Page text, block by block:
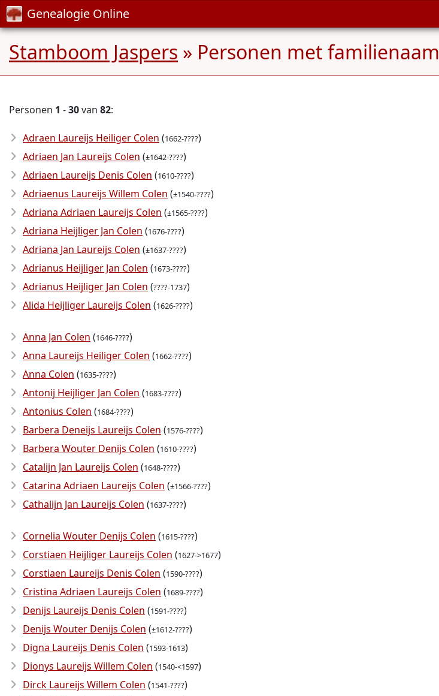
Genealogie Online
Stamboom Jaspers » Personen met familienaam
Personen 1 -30van 82:
Adraen Laureijs Heiliger Colen (1662-????)
Adriaen Jan Laureijs Colen (±1642-????)
Adriaen Laureijs Denis Colen (1610-????)
Adriaenus Laureijs Willem Colen (±1540-????)
Adriana Adriaen Laureijs Colen (±1565-????)
Adriana Heijliger Jan Colen (1676-????)
Adriana Jan Laureijs Colen (±1637-????)
Adrianus Heijliger Jan Colen (1673-????)
Adrianus Heijliger Jan Colen (????-1737)
Alida Heijliger Laureijs Colen (1626-????)
Anna Jan Colen (1646-????)
Anna Laureijs Heiliger Colen (1662-????)
Anna Colen (1635-????)
Antonij Heijliger Jan Colen (1683-????)
Antonius Colen (1684-????)
Barbera Deneijs Laureijs Colen (1576-????)
Barbera Wouter Denijs Colen (1610-????)
Catalijn Jan Laureijs Colen (1648-????)
Catarina Adriaen Laureijs Colen (±1566-????)
Cathalijn Jan Laureijs Colen (1637-????)
Cornelia Wouter Denijs Colen (1615-????)
Corstiaen Heijliger Laureijs Colen (1627->1677)
Corstiaen Laureijs Denis Colen (1590-????)
Cristina Adriaen Laureijs Colen (1689-????)
Denijs Laureijs Denis Colen (1591-????)
Denijs Wouter Denijs Colen (±1612-????)
Digna Laureijs Denis Colen (1593-1613)
Dionys Laureijs Willem Colen (1540-<1597)
Dirck Laureijs Willem Colen (1541-????)